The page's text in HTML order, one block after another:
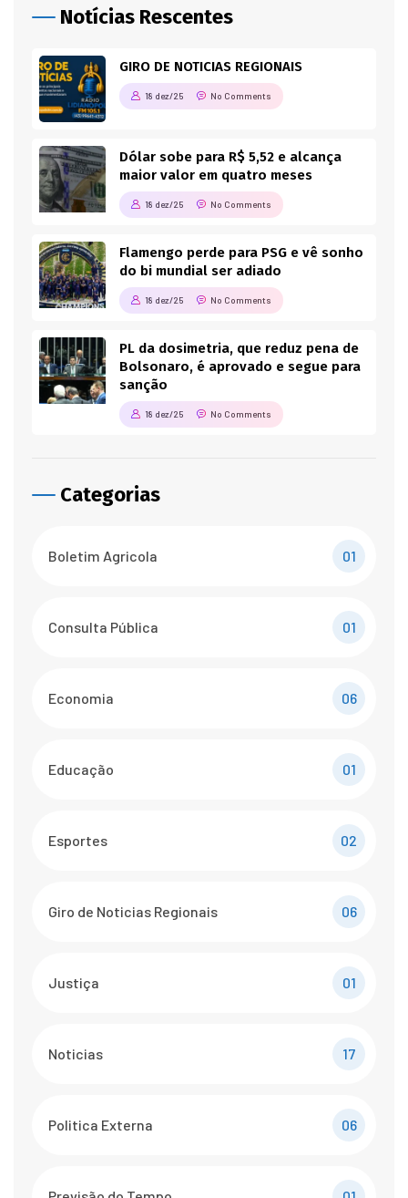
Notícias Rescentes
GIRO DE NOTICIAS REGIONAIS
18 dez/25 No Comments
Dólar sobe para R$ 5,52 e alcança
maior valor em quatro meses
18 dez/25 No Comments
Flamengo perde para PSG e vê sonho
do bi mundial ser adiado
18 dez/25 No Comments
PL da dosimetria, que reduz pena de
Bolsonaro, é aprovado e segue para
sanção
18 dez/25 No Comments
Categorias
Boletim Agricola 01
Consulta Pública 01
Economia 06
Educação 01
Esportes 02
Giro de Noticias Regionais 06
Justiça 01
Noticias 17
Politica Externa 06